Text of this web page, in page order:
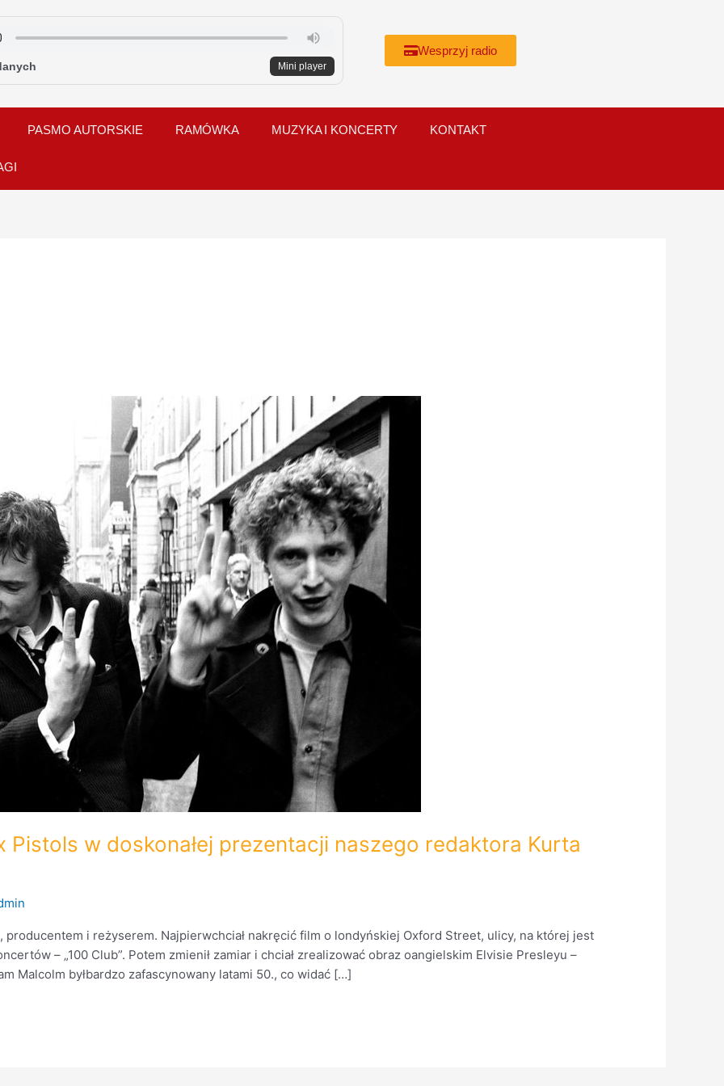
Mini player
Wesprzyj radio
PASMO AUTORSKIE RAMÓWKA MUZYKA I KONCERTY KONTAKT
Pistols w doskonałej prezentacji naszego redaktora Kurta
producentem i reżyserem. Najpierwchciał nakręcić film o londyńskiej Oxford Street, ulicy, na której jest
– „100 Club”. Potem zmienił zamiar i chciał zrealizować obraz oangielskim Elvisie Presleyu –
Malcolm byłbardzo zafascynowany latami 50., co widać […]